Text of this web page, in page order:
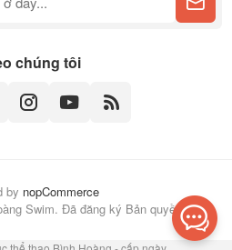
chúng tôi
by nopCommerce
Swim. Đã đăng ký Bản quyền.